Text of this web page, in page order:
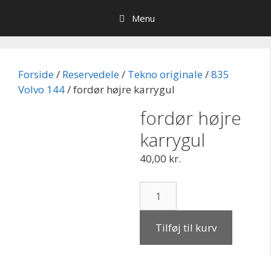
indhold
Menu
Forside/ Reservedele/ Tekno originale/835
Volvo 144/ fordør højre karrygul
fordør højre
karrygul
40,00 kr.
højre
antalTilføj til kurv